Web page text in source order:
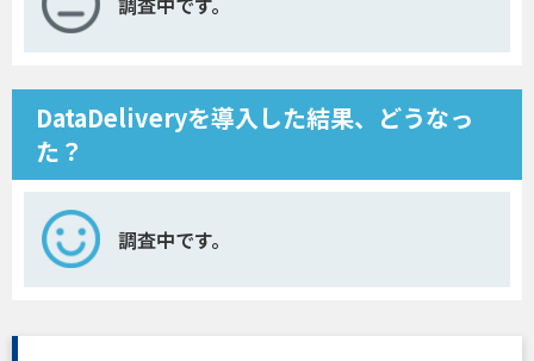
DataDeliveryを導入した結果、どうなっ
た？
調査中です。